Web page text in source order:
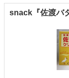
snack『佐渡バ